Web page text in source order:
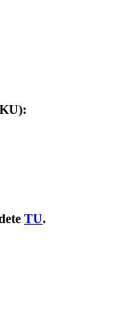
TU.